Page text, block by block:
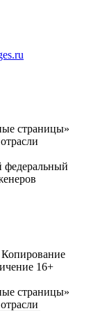
страницы»
федеральный
16+
страницы»